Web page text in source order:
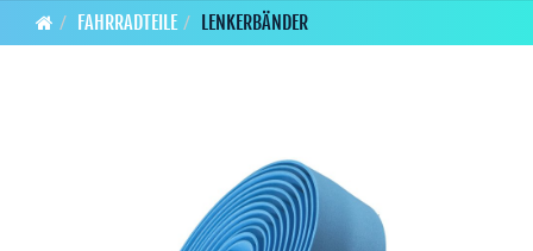
FAHRRADTEILE LENKERBÄNDER